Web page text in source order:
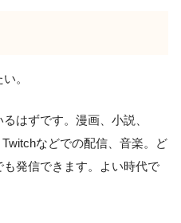
。
はずです。漫画、小説、
などでの配信、音楽。ど
発信できます。よい時代で